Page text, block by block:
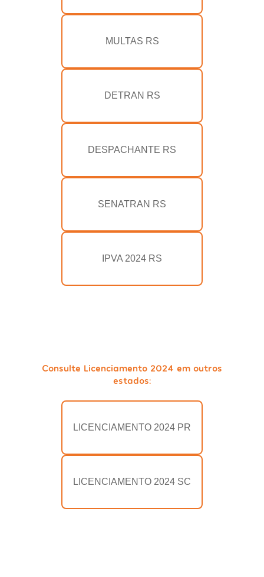
MULTAS RS
DETRAN RS
DESPACHANTE RS
SENATRAN RS
IPVA 2024 RS
Consulte Licenciamento 2024 em outros
estados:
LICENCIAMENTO 2024 PR
LICENCIAMENTO 2024 SC